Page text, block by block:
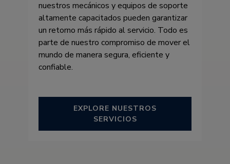
nuestros mecánicos y equipos de soporte
altamente capacitados pueden garantizar
un retorno más rápido al servicio. Todo es
parte de nuestro compromiso de mover el
mundo de manera segura, eficiente y
confiable.
EXPLORE NUESTROS
SERVICIOS